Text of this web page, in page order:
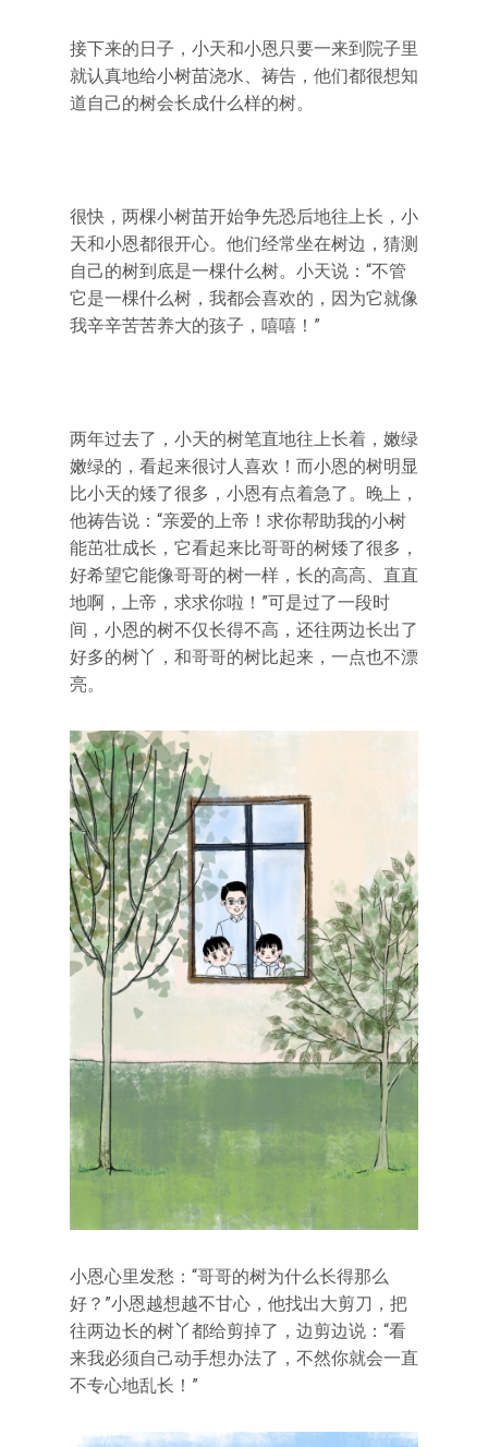
接下来的日子，小天和小恩只要一来到院子里
就认真地给小树苗浇水、祷告，他们都很想知
道自己的树会长成什么样的树。
很快，两棵小树苗开始争先恐后地往上长，小
天和小恩都很开心。他们经常坐在树边，猜测
自己的树到底是一棵什么树。小天说：“不管
它是一棵什么树，我都会喜欢的，因为它就像
我辛辛苦苦养大的孩子，嘻嘻！”
两年过去了，小天的树笔直地往上长着，嫩绿
嫩绿的，看起来很讨人喜欢！而小恩的树明显
比小天的矮了很多，小恩有点着急了。晚上，
他祷告说：“亲爱的上帝！求你帮助我的小树
能茁壮成长，它看起来比哥哥的树矮了很多，
好希望它能像哥哥的树一样，长的高高、直直
地啊，上帝，求求你啦！”可是过了一段时
间，小恩的树不仅长得不高，还往两边长出了
好多的树丫，和哥哥的树比起来，一点也不漂
亮。
小恩心里发愁：“哥哥的树为什么长得那么
好？”小恩越想越不甘心，他找出大剪刀，把
往两边长的树丫都给剪掉了，边剪边说：“看
来我必须自己动手想办法了，不然你就会一直
不专心地乱长！”